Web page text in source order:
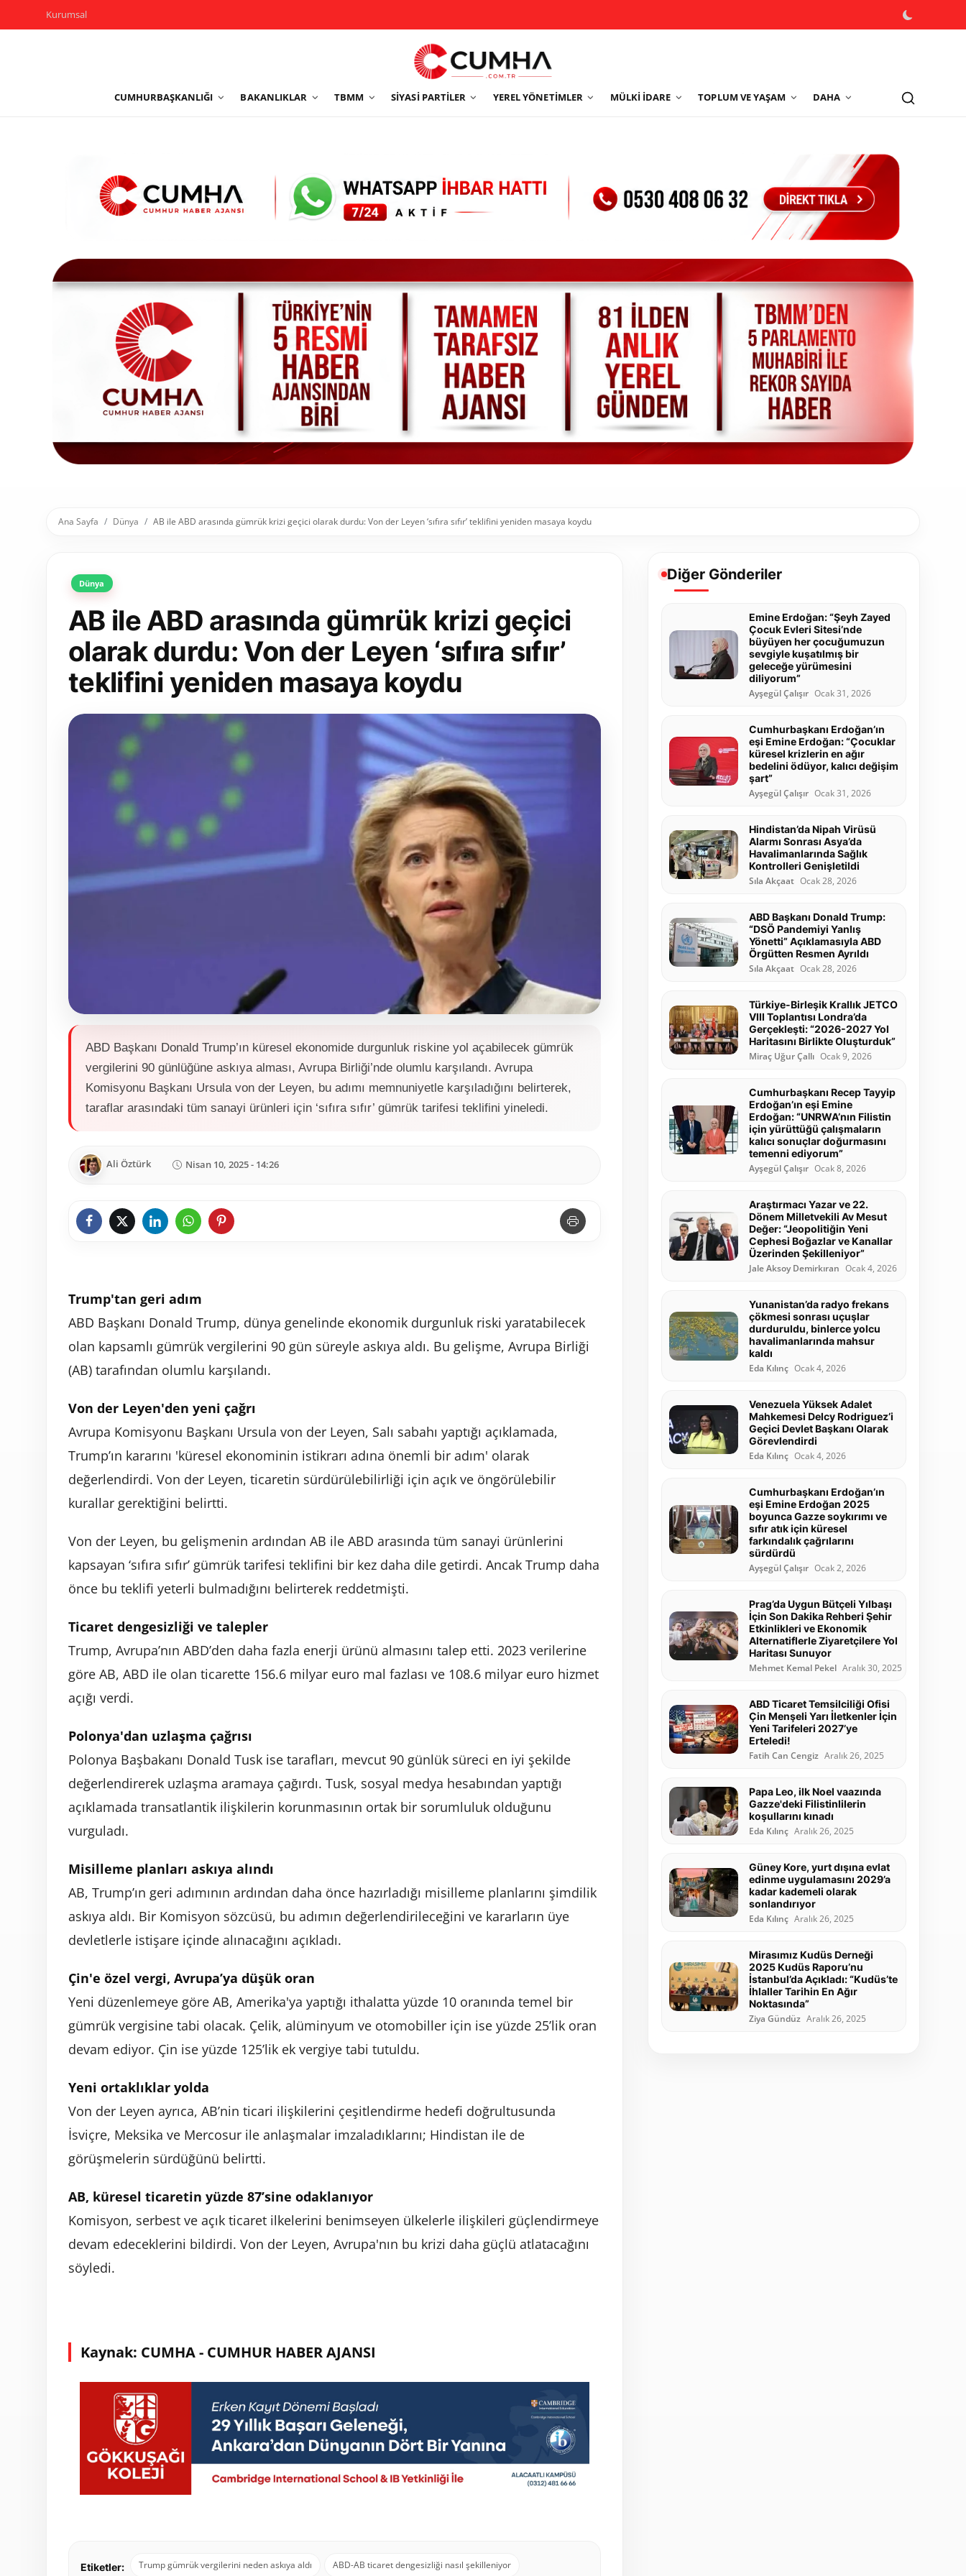
Kurumsal
CUMHURBAŞKANLIĞI BAKANLIKLAR TBMM SIYASI PARTILER YEREL YÖNETIMLER MÜLKI İDARE TOPLUM VE YAŞAM DAHA
Yerel Yönetimler
Sivil Toplum Kuruluşları
Kamu Kurumları ve Üst Kurullar
Resmi Reklamlar
Ana Sayfa Dünya AB ile ABD arasında gümrük krizi geçici olarak durdu: Von der Leyen ‘sıfıra sıfır’ teklifini yeniden masaya koydu
Dünya
AB ile ABD arasında gümrük krizi geçici
olarak durdu: Von der Leyen ‘sıfıra sıfır’
teklifini yeniden masaya koydu
ABD Başkanı Donald Trump’ın küresel ekonomide durgunluk riskine yol açabilecek gümrük
vergilerini 90 günlüğüne askıya alması, Avrupa Birliği’nde olumlu karşılandı. Avrupa
Komisyonu Başkanı Ursula von der Leyen, bu adımı memnuniyetle karşıladığını belirterek,
taraflar arasındaki tüm sanayi ürünleri için ‘sıfıra sıfır’ gümrük tarifesi teklifini yineledi.
Ali Öztürk Nisan 10, 2025 - 14:26
Trump'tan geri adım
ABD Başkanı Donald Trump, dünya genelinde ekonomik durgunluk riski yaratabilecek
olan kapsamlı gümrük vergilerini 90 gün süreyle askıya aldı. Bu gelişme, Avrupa Birliği
(AB) tarafından olumlu karşılandı.
Von der Leyen'den yeni çağrı
Avrupa Komisyonu Başkanı Ursula von der Leyen, Salı sabahı yaptığı açıklamada,
Trump’ın kararını 'küresel ekonominin istikrarı adına önemli bir adım' olarak
değerlendirdi. Von der Leyen, ticaretin sürdürülebilirliği için açık ve öngörülebilir
kurallar gerektiğini belirtti.
Von der Leyen, bu gelişmenin ardından AB ile ABD arasında tüm sanayi ürünlerini
kapsayan ‘sıfıra sıfır’ gümrük tarifesi teklifini bir kez daha dile getirdi. Ancak Trump daha
önce bu teklifi yeterli bulmadığını belirterek reddetmişti.
Ticaret dengesizliği ve talepler
Trump, Avrupa’nın ABD’den daha fazla enerji ürünü almasını talep etti. 2023 verilerine
göre AB, ABD ile olan ticarette 156.6 milyar euro mal fazlası ve 108.6 milyar euro hizmet
açığı verdi.
Polonya'dan uzlaşma çağrısı
Polonya Başbakanı Donald Tusk ise tarafları, mevcut 90 günlük süreci en iyi şekilde
değerlendirerek uzlaşma aramaya çağırdı. Tusk, sosyal medya hesabından yaptığı
açıklamada transatlantik ilişkilerin korunmasının ortak bir sorumluluk olduğunu
vurguladı.
Misilleme planları askıya alındı
AB, Trump’ın geri adımının ardından daha önce hazırladığı misilleme planlarını şimdilik
askıya aldı. Bir Komisyon sözcüsü, bu adımın değerlendirileceğini ve kararların üye
devletlerle istişare içinde alınacağını açıkladı.
Çin'e özel vergi, Avrupa’ya düşük oran
Yeni düzenlemeye göre AB, Amerika'ya yaptığı ithalatta yüzde 10 oranında temel bir
gümrük vergisine tabi olacak. Çelik, alüminyum ve otomobiller için ise yüzde 25’lik oran
devam ediyor. Çin ise yüzde 125’lik ek vergiye tabi tutuldu.
Yeni ortaklıklar yolda
Von der Leyen ayrıca, AB’nin ticari ilişkilerini çeşitlendirme hedefi doğrultusunda
İsviçre, Meksika ve Mercosur ile anlaşmalar imzaladıklarını; Hindistan ile de
görüşmelerin sürdüğünü belirtti.
AB, küresel ticaretin yüzde 87’sine odaklanıyor
Komisyon, serbest ve açık ticaret ilkelerini benimseyen ülkelerle ilişkileri güçlendirmeye
devam edeceklerini bildirdi. Von der Leyen, Avrupa'nın bu krizi daha güçlü atlatacağını
söyledi.
Kaynak: CUMHA - CUMHUR HABER AJANSI
Etiketler: Trump gümrük vergilerini neden askıya aldı ABD-AB ticaret dengesizliği nasıl şekilleniyor
Diğer Gönderiler
Emine Erdoğan: “Şeyh Zayed
Çocuk Evleri Sitesi’nde
büyüyen her çocuğumuzun
sevgiyle kuşatılmış bir
geleceğe yürümesini
diliyorum”
Ayşegül Çalışır Ocak 31, 2026
Cumhurbaşkanı Erdoğan’ın
eşi Emine Erdoğan: “Çocuklar
küresel krizlerin en ağır
bedelini ödüyor, kalıcı değişim
şart”
Ayşegül Çalışır Ocak 31, 2026
Hindistan’da Nipah Virüsü
Alarmı Sonrası Asya’da
Havalimanlarında Sağlık
Kontrolleri Genişletildi
Sıla Akçaat Ocak 28, 2026
ABD Başkanı Donald Trump:
“DSÖ Pandemiyi Yanlış
Yönetti” Açıklamasıyla ABD
Örgütten Resmen Ayrıldı
Sıla Akçaat Ocak 28, 2026
Türkiye-Birleşik Krallık JETCO
VIII Toplantısı Londra’da
Gerçekleşti: “2026-2027 Yol
Haritasını Birlikte Oluşturduk”
Miraç Uğur Çallı Ocak 9, 2026
Cumhurbaşkanı Recep Tayyip
Erdoğan’ın eşi Emine
Erdoğan: “UNRWA’nın Filistin
için yürüttüğü çalışmaların
kalıcı sonuçlar doğurmasını
temenni ediyorum”
Ayşegül Çalışır Ocak 8, 2026
Araştırmacı Yazar ve 22.
Dönem Milletvekili Av Mesut
Değer: “Jeopolitiğin Yeni
Cephesi Boğazlar ve Kanallar
Üzerinden Şekilleniyor”
Jale Aksoy Demirkıran Ocak 4, 2026
Yunanistan’da radyo frekans
çökmesi sonrası uçuşlar
durduruldu, binlerce yolcu
havalimanlarında mahsur
kaldı
Eda Kılınç Ocak 4, 2026
Venezuela Yüksek Adalet
Mahkemesi Delcy Rodriguez’i
Geçici Devlet Başkanı Olarak
Görevlendirdi
Eda Kılınç Ocak 4, 2026
Cumhurbaşkanı Erdoğan’ın
eşi Emine Erdoğan 2025
boyunca Gazze soykırımı ve
sıfır atık için küresel
farkındalık çağrılarını
sürdürdü
Ayşegül Çalışır Ocak 2, 2026
Prag’da Uygun Bütçeli Yılbaşı
İçin Son Dakika Rehberi Şehir
Etkinlikleri ve Ekonomik
Alternatiflerle Ziyaretçilere Yol
Haritası Sunuyor
Mehmet Kemal Pekel Aralık 30, 2025
ABD Ticaret Temsilciliği Ofisi
Çin Menşeli Yarı İletkenler İçin
Yeni Tarifeleri 2027’ye
Erteledi!
Fatih Can Cengiz Aralık 26, 2025
Papa Leo, ilk Noel vaazında
Gazze'deki Filistinlilerin
koşullarını kınadı
Eda Kılınç Aralık 26, 2025
Güney Kore, yurt dışına evlat
edinme uygulamasını 2029’a
kadar kademeli olarak
sonlandırıyor
Eda Kılınç Aralık 26, 2025
Mirasımız Kudüs Derneği
2025 Kudüs Raporu’nu
İstanbul’da Açıkladı: “Kudüs’te
İhlaller Tarihin En Ağır
Noktasında”
Ziya Gündüz Aralık 26, 2025